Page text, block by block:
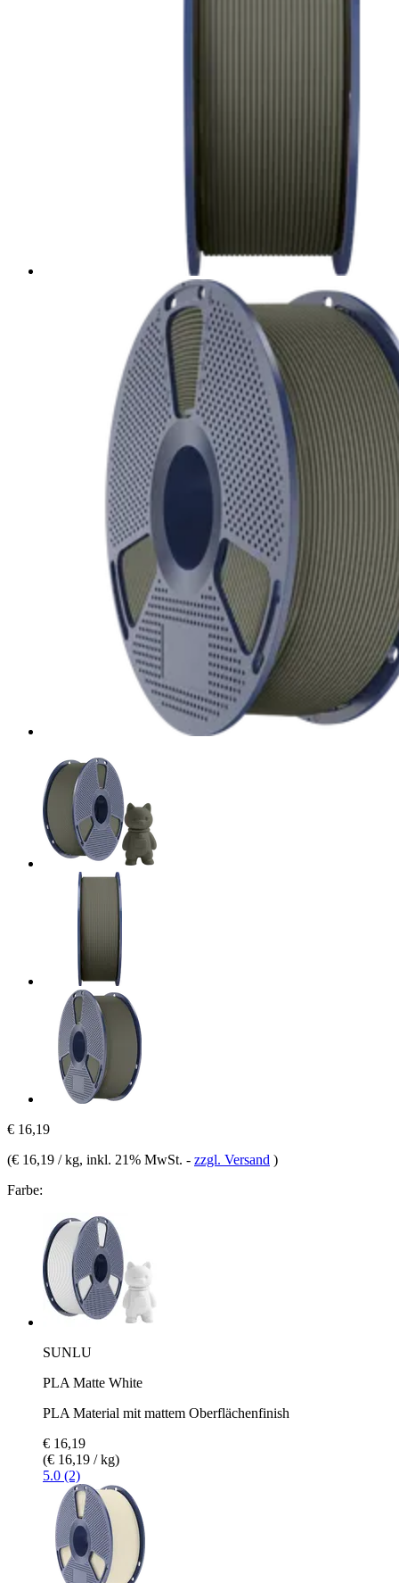
€ 16,19
(€ 16,19 / kg, inkl. 21% MwSt. - zzgl. Versand )
Farbe:
SUNLU
PLA Matte White
PLA Material mit mattem Oberflächenfinish
€ 16,19
(€ 16,19 / kg)
5.0 (2)